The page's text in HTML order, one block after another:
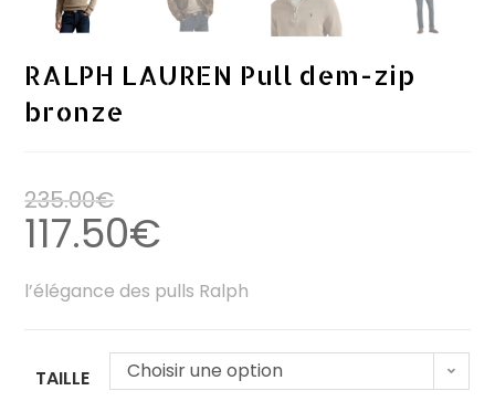
RALPH LAUREN Pull dem-zip
bronze
235.00€
117.50€
l’élégance des pulls Ralph
TAILLE Choisir une option